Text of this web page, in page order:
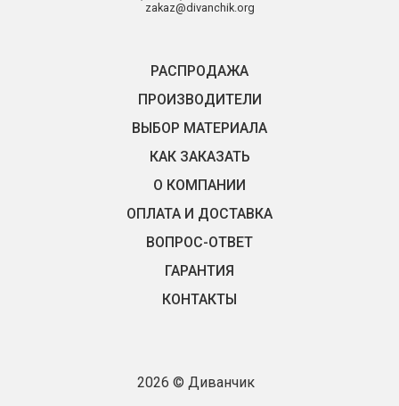
zakaz@divanchik.org
РАСПРОДАЖА
ПРОИЗВОДИТЕЛИ
ВЫБОР МАТЕРИАЛА
КАК ЗАКАЗАТЬ
О КОМПАНИИ
ОПЛАТА И ДОСТАВКА
ВОПРОС-ОТВЕТ
ГАРАНТИЯ
КОНТАКТЫ
2026 © Диванчик